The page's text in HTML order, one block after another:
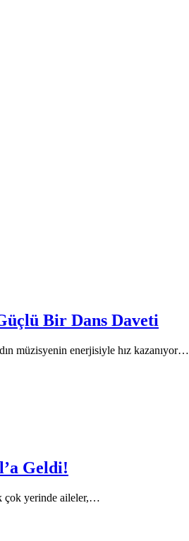
Bir Dans Daveti
müzisyenin enerjisiyle hız kazanıyor…
Geldi!
çok yerinde aileler,…